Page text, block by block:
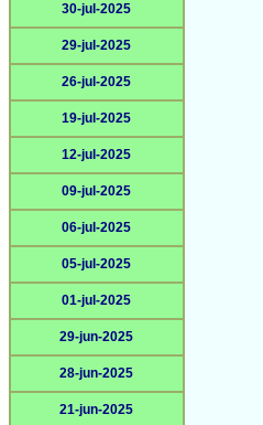
30-jul-2025
29-jul-2025
26-jul-2025
19-jul-2025
12-jul-2025
09-jul-2025
06-jul-2025
05-jul-2025
01-jul-2025
29-jun-2025
28-jun-2025
21-jun-2025